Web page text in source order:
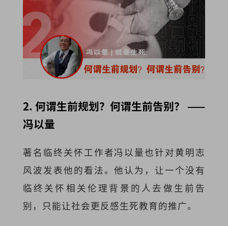
2. 何谓生前规划？何谓生前告别？ ——
冯以量
著名临终关怀工作者冯以量也针对黄明志
风波发表他的看法。他认为，让一个没有
临终关怀相关伦理背景的人去做生前告
别，只能让社会更反感生死教育的推广。